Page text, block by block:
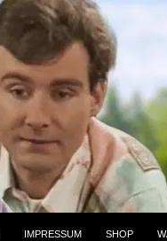
IMPRESSUM SHOP